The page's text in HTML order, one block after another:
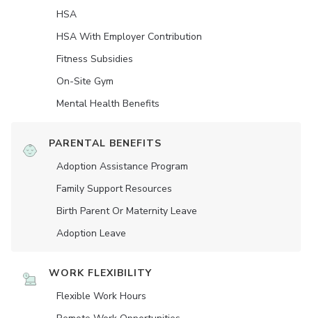
HSA
HSA With Employer Contribution
Fitness Subsidies
On-Site Gym
Mental Health Benefits
PARENTAL BENEFITS
Adoption Assistance Program
Family Support Resources
Birth Parent Or Maternity Leave
Adoption Leave
WORK FLEXIBILITY
Flexible Work Hours